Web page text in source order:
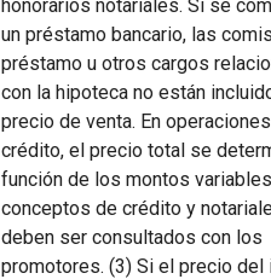
honorarios notariales. Si se
un préstamo bancario, las
préstamo u otros cargos
con la hipoteca no están
precio de venta. En
crédito, el precio total se
función de los montos
conceptos de crédito y
deben ser consultados con los
promotores. (3) Si el precio del